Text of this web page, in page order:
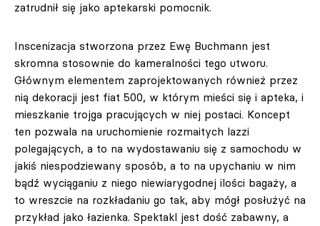
zatrudnił się jako aptekarski pomocnik.
Inscenizacja stworzona przez Ewę Buchmann jest
skromna stosownie do kameralności tego utworu.
Głównym elementem zaprojektowanych również przez
nią dekoracji jest fiat 500, w którym mieści się i apteka, i
mieszkanie trojga pracujących w niej postaci. Koncept
ten pozwala na uruchomienie rozmaitych lazzi
polegających, a to na wydostawaniu się z samochodu w
jakiś niespodziewany sposób, a to na upychaniu w nim
bądź wyciąganiu z niego niewiarygodnej ilości bagaży, a
to wreszcie na rozkładaniu go tak, aby mógł posłużyć na
przykład jako łazienka. Spektakl jest dość zabawny, a